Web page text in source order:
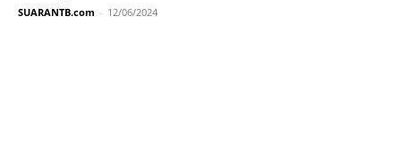
SUARANTB.com - 12/06/2024